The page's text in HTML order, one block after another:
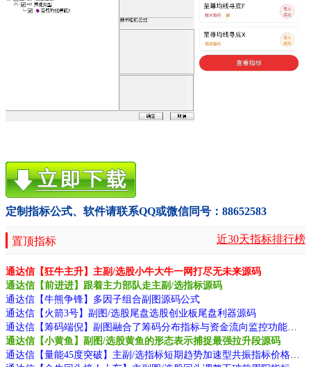
定制指标公式、软件请联系QQ或微信同号：88652583
置顶指标 近30天指标排行榜
通达信【狂牛主升】主副/选股小牛大牛一网打尽无未来源码
通达信【前进进】跟着主力部队走主副/选指标源码
通达信【牛熊争锋】多因子组合副图源码公式
通达信【火箭3号】副图/选股尾盘选股创业板尾盘利器源码
通达信【筹码端倪】副图融合了筹码分布指标与资金流向监控功能源码
通达信【小黄鱼】副图/选股黄鱼的形态表示捕捉最强拉升段源码
通达信【量能45度突破】主副/选指标短期趋势加速型共振指标价格趋势陡峭度源码